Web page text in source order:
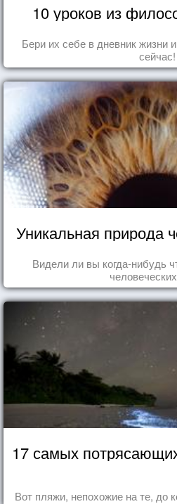
10 уроков из
Бери их себе в дневник жизни
сейчас!
Уникальная природа
Видели ли вы когда-нибудь
17 самых
Вот пляжи, непохожие на те, до